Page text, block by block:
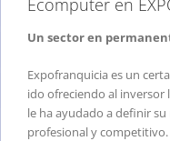
Un sector en
Expofranquicia es un
ido ofreciendo al inversor
le ha ayudado a definir
profesional y competitivo.